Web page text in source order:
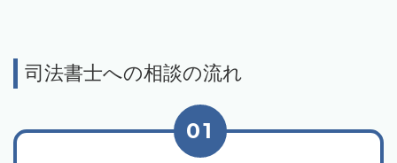
司法書士への相談の流れ
01